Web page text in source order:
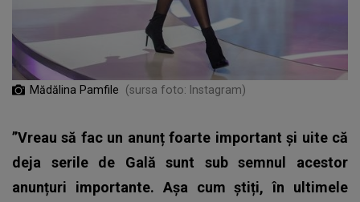
Mădălina Pamfile (sursa foto: Instagram)
”Vreau să fac un anunț foarte important și uite că
deja serile de Gală sunt sub semnul acestor
anunțuri importante. Așa cum știți, în ultimele